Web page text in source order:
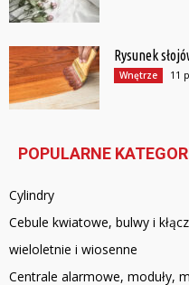
Rysunek
Wnętrze 11
POPULARNE
Cylindry
Cebule kwiatowe, bulwy i
wieloletnie i wiosenne
Centrale alarmowe, moduły,